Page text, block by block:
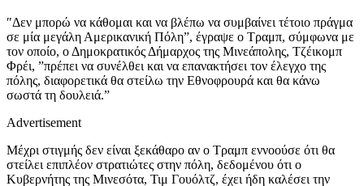
″Δεν μπορώ να κάθομαι και να βλέπω να συμβαίνει τέτοιο πράγμα
σε μία μεγάλη Αμερικανική Πόλη”, έγραψε ο Τραμπ, σύμφωνα με
τον οποίο, ο Δημοκρατικός Δήμαρχος της Μινεάπολης, Τζέικομπ
Φρέι, ”πρέπει να συνέλθει και να επανακτήσει τον έλεγχο της
πόλης, διαφορετικά θα στείλω την Εθνοφρουρά και θα κάνω
σωστά τη δουλειά.”
Advertisement
Μέχρι στιγμής δεν είναι ξεκάθαρο αν ο Τραμπ εννοούσε ότι θα
στείλει επιπλέον στρατιώτες στην πόλη, δεδομένου ότι ο
Κυβερνήτης της Μινεσότα, Τιμ Γουόλτζ, έχει ήδη καλέσει την